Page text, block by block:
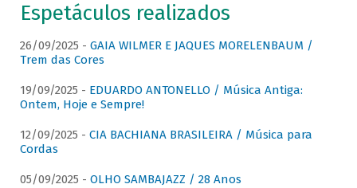
Espetáculos realizados
26/09/2025 - GAIA WILMER E JAQUES MORELENBAUM /
Trem das Cores
19/09/2025 - EDUARDO ANTONELLO / Música Antiga:
Ontem, Hoje e Sempre!
12/09/2025 - CIA BACHIANA BRASILEIRA / Música para
Cordas
05/09/2025 - OLHO SAMBAJAZZ / 28 Anos